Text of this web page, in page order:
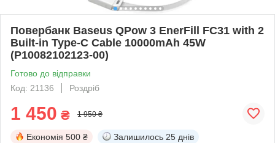
Повербанк Baseus QPow 3 EnerFill FC31 with 2
Built-in Type-C Cable 10000mAh 45W
(P10082102123-00)
Готово до відправки
Код: 21136
Роздріб
1 450 ₴ 1 950 ₴
Економія 500 ₴ Залишилось 25 днів